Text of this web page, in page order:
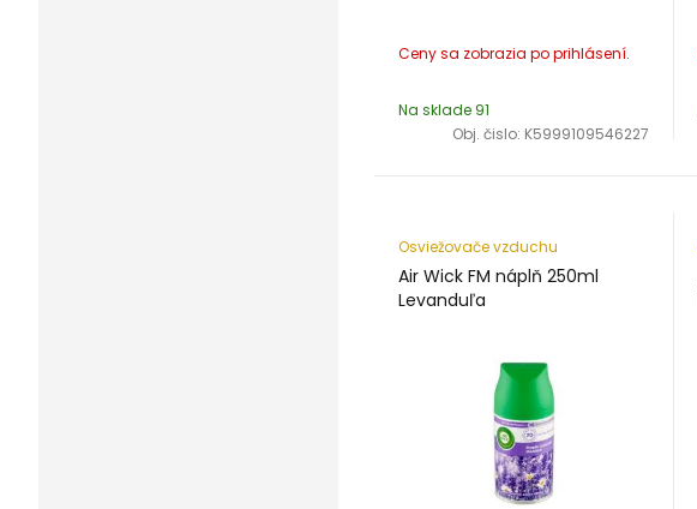
Na sklade 91
Obj. čislo: K5999109546227
Osviežovače vzduchu
Air Wick FM náplň 250ml
Levanduľa